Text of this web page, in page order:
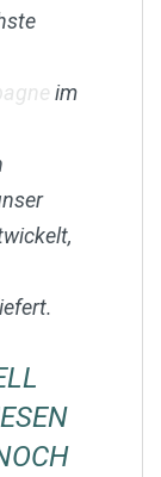
im